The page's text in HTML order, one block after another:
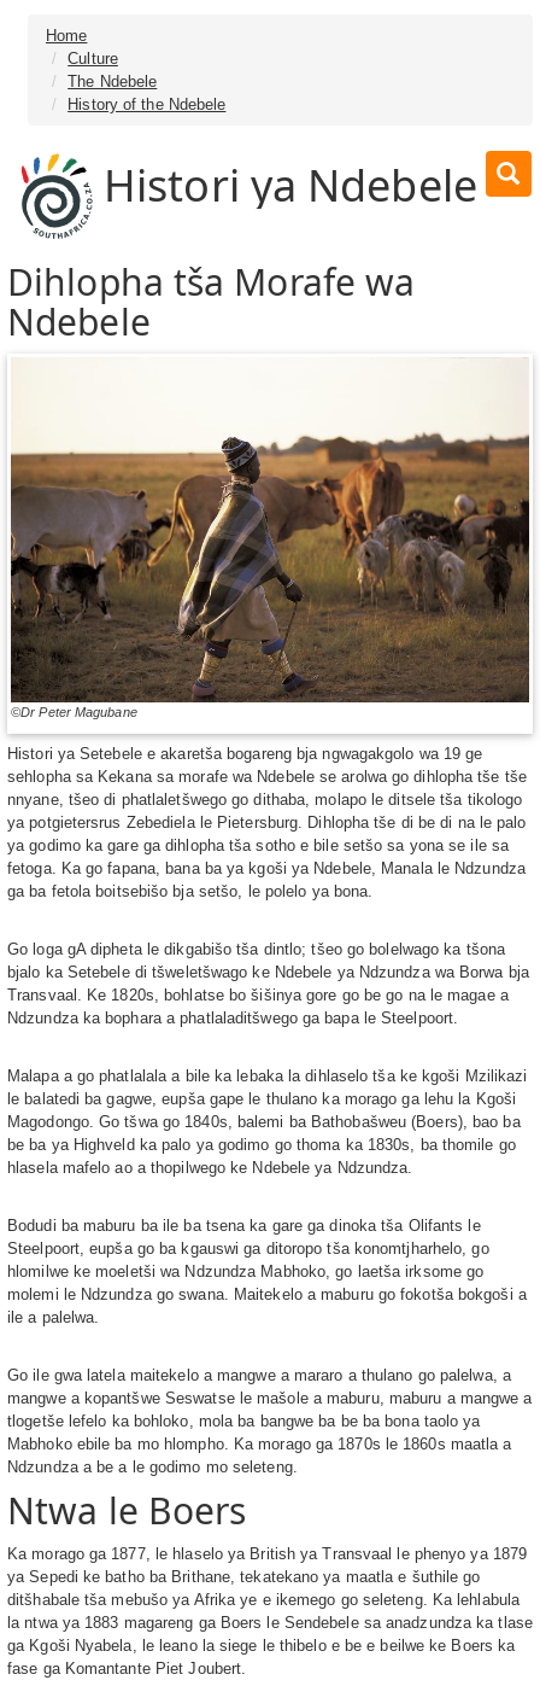
Home
Culture
The Ndebele
History of the Ndebele
Histori ya Ndebele
Dihlopha tša Morafe wa
Ndebele
©Dr Peter Magubane
Histori ya Setebele e akaretša bogareng bja ngwagakgolo wa 19 ge
sehlopha sa Kekana sa morafe wa Ndebele se arolwa go dihlopha tše tše
nnyane, tšeo di phatlaletšwego go dithaba, molapo le ditsele tša tikologo
ya potgietersrus Zebediela le Pietersburg. Dihlopha tše di be di na le palo
ya godimo ka gare ga dihlopha tša sotho e bile setšo sa yona se ile sa
fetoga. Ka go fapana, bana ba ya kgoši ya Ndebele, Manala le Ndzundza
ga ba fetola boitsebišo bja setšo, le polelo ya bona.
Go loga gA dipheta le dikgabišo tša dintlo; tšeo go bolelwago ka tšona
bjalo ka Setebele di tšweletšwago ke Ndebele ya Ndzundza wa Borwa bja
Transvaal. Ke 1820s, bohlatse bo šišinya gore go be go na le magae a
Ndzundza ka bophara a phatlaladitšwego ga bapa le Steelpoort.
Malapa a go phatlalala a bile ka lebaka la dihlaselo tša ke kgoši Mzilikazi
le balatedi ba gagwe, eupša gape le thulano ka morago ga lehu la Kgoši
Magodongo. Go tšwa go 1840s, balemi ba Bathobašweu (Boers), bao ba
be ba ya Highveld ka palo ya godimo go thoma ka 1830s, ba thomile go
hlasela mafelo ao a thopilwego ke Ndebele ya Ndzundza.
Bodudi ba maburu ba ile ba tsena ka gare ga dinoka tša Olifants le
Steelpoort, eupša go ba kgauswi ga ditoropo tša konomtjharhelo, go
hlomilwe ke moeletši wa Ndzundza Mabhoko, go laetša irksome go
molemi le Ndzundza go swana. Maitekelo a maburu go fokotša bokgoši a
ile a palelwa.
Go ile gwa latela maitekelo a mangwe a mararo a thulano go palelwa, a
mangwe a kopantšwe Seswatse le mašole a maburu, maburu a mangwe a
tlogetše lefelo ka bohloko, mola ba bangwe ba be ba bona taolo ya
Mabhoko ebile ba mo hlompho. Ka morago ga 1870s le 1860s maatla a
Ndzundza a be a le godimo mo seleteng.
Ntwa le Boers
Ka morago ga 1877, le hlaselo ya British ya Transvaal le phenyo ya 1879
ya Sepedi ke batho ba Brithane, tekatekano ya maatla e šuthile go
ditšhabale tša mebušo ya Afrika ye e ikemego go seleteng. Ka lehlabula
la ntwa ya 1883 magareng ga Boers le Sendebele sa anadzundza ka tlase
ga Kgoši Nyabela, le leano la siege le thibelo e be e beilwe ke Boers ka
fase ga Komantante Piet Joubert.